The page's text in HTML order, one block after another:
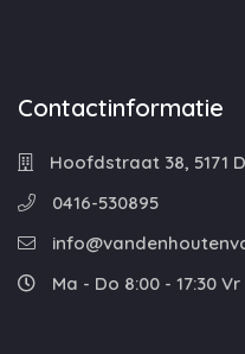
Contactinformatie
Hoofdstraat 38, 5171
0416-530895
Ma - Do 8:00 - 17:30